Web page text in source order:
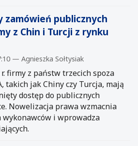
zamówień publicznych
z Chin i Turcji z rynku
— Agnieszka Sołtysiak
firmy z państw trzecich spoza
takich jak Chiny czy Turcja, mają
dostęp do publicznych
Nowelizacja prawa wzmacnia
wykonawców i wprowadza